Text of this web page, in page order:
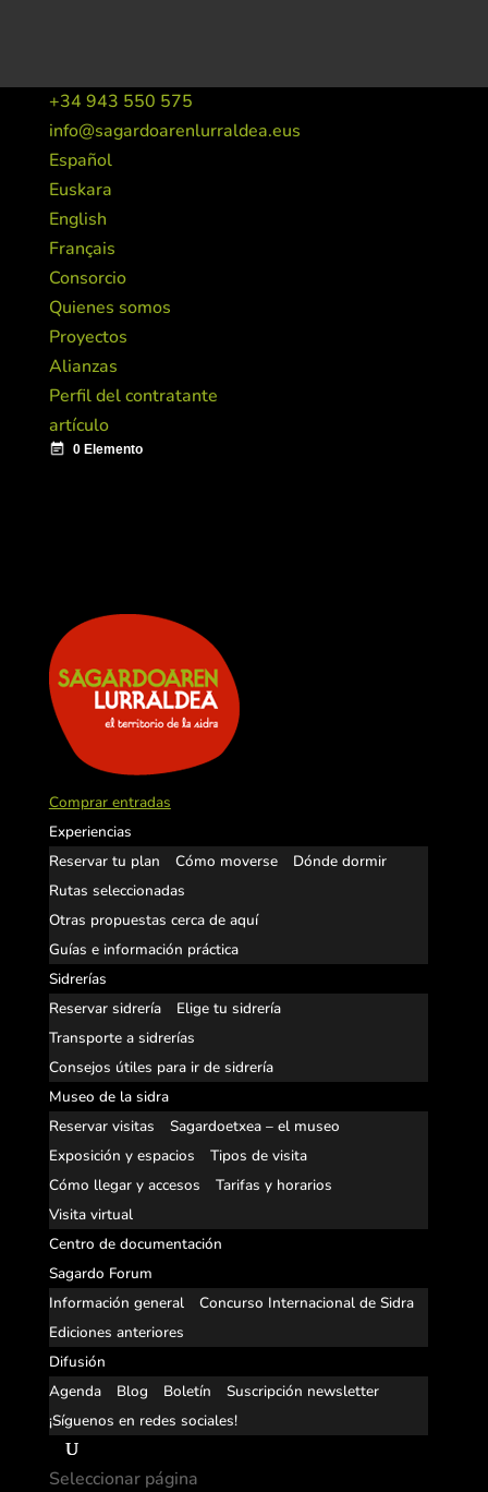
+34 943 550 575
info@sagardoarenlurraldea.eus
Español
Euskara
English
Français
Consorcio
Quienes somos
Proyectos
Alianzas
Perfil del contratante
artículo
Comprar entradas
Experiencias
Reservar tu plan
Cómo moverse
Dónde dormir
Rutas seleccionadas
Otras propuestas cerca de aquí
Guías e información práctica
Sidrerías
Reservar sidrería
Elige tu sidrería
Transporte a sidrerías
Consejos útiles para ir de sidrería
Museo de la sidra
Reservar visitas
Sagardoetxea – el museo
Exposición y espacios
Tipos de visita
Cómo llegar y accesos
Tarifas y horarios
Visita virtual
Centro de documentación
Sagardo Forum
Información general
Concurso Internacional de Sidra
Ediciones anteriores
Difusión
Agenda
Blog Boletín
Suscripción newsletter
¡Síguenos en redes sociales!
Seleccionar página